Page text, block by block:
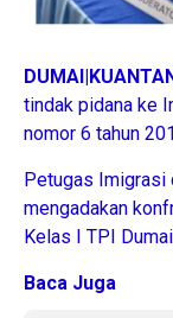
tindak pidana ke
nomor 6 tahun
Petugas Imigrasi
mengadakan
Kelas I TPI
Baca Juga